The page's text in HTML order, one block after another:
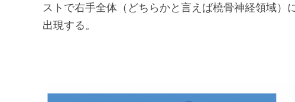
ストで右手全体（どちらかと言えば橈骨神経領域
出現する。